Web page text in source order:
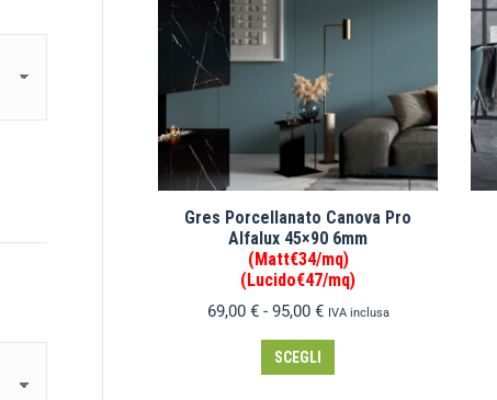
Gres Porcellanato Canova Pro
Alfalux 45×90 6mm
(Matt€34/mq)
(Lucido€47/mq)
69,00 € - 95,00 € IVA inclusa
SCEGLI